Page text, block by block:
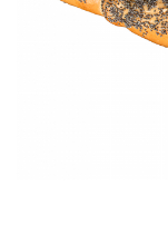
Cozonac cu Unt